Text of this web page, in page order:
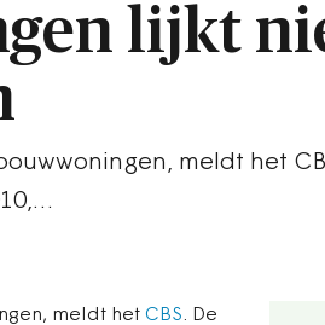
lijkt
meldt het
meldt het CBS. De